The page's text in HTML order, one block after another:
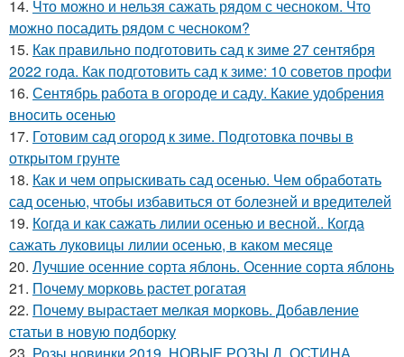
14. Что можно и нельзя сажать рядом с чесноком. Что
можно посадить рядом с чесноком?
15. Как правильно подготовить сад к зиме 27 сентября
2022 года. Как подготовить сад к зиме: 10 советов профи
16. Сентябрь работа в огороде и саду. Какие удобрения
вносить осенью
17. Готовим сад огород к зиме. Подготовка почвы в
открытом грунте
18. Как и чем опрыскивать сад осенью. Чем обработать
сад осенью, чтобы избавиться от болезней и вредителей
19. Когда и как сажать лилии осенью и весной.. Когда
сажать луковицы лилии осенью, в каком месяце
20. Лучшие осенние сорта яблонь. Осенние сорта яблонь
21. Почему морковь растет рогатая
22. Почему вырастает мелкая морковь. Добавление
статьи в новую подборку
23. Розы новинки 2019. НОВЫЕ РОЗЫ Д. ОСТИНА